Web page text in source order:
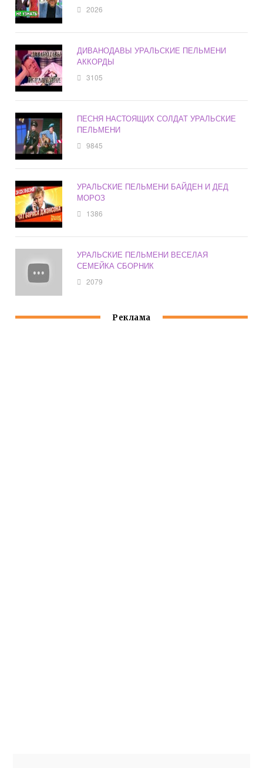
2026
ДИВАНОДАВЫ УРАЛЬСКИЕ ПЕЛЬМЕНИ
АККОРДЫ
3105
ПЕСНЯ НАСТОЯЩИХ СОЛДАТ УРАЛЬСКИЕ
ПЕЛЬМЕНИ
9845
УРАЛЬСКИЕ ПЕЛЬМЕНИ БАЙДЕН И ДЕД
МОРОЗ
1386
УРАЛЬСКИЕ ПЕЛЬМЕНИ ВЕСЕЛАЯ
СЕМЕЙКА СБОРНИК
2079
Реклама